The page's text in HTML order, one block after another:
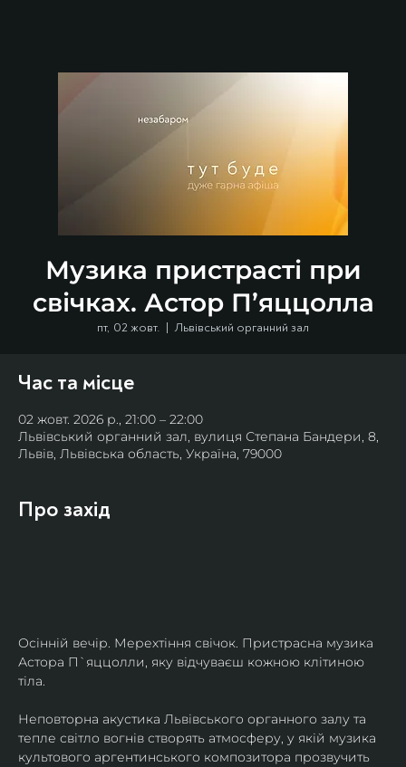
Музика пристрасті при
свічках. Астор П’яццолла
пт, 02 жовт.
  |
Львівський органний зал
Час та місце
02 жовт. 2026 р., 21:00 – 22:00
Львівський органний зал, вулиця Степана Бандери, 8,
Львів, Львівська область, Україна, 79000
Про захід
Осінній вечір. Мерехтіння свічок. Пристрасна музика
Астора П`яццолли, яку відчуваєш кожною клітиною
тіла.
Неповторна акустика Львівського органного залу та
тепле світло вогнів створять атмосферу, у якій музика
культового аргентинського композитора прозвучить